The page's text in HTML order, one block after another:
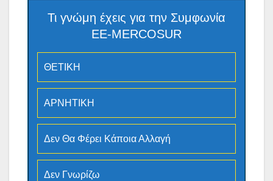
Τι γνώμη έχεις για την Συμφωνία
ΕΕ-MERCOSUR
ΘΕΤΙΚΗ
ΑΡΝΗΤΙΚΗ
Δεν Θα Φέρει Κάποια Αλλαγή
Δεν Γνωρίζω